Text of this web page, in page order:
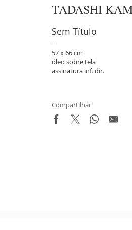
TADASHI
Sem Título
57 x 66 cm
óleo sobre tela
assinatura inf. dir.
Compartilhar